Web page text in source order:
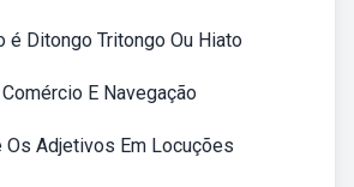
é Ditongo Tritongo Ou Hiato
E Navegação
Os Adjetivos Em Locuções